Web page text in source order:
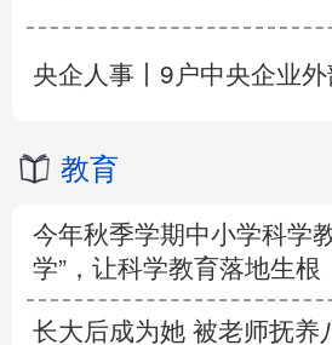
央企人事丨9户中央企业
教育
今年秋季学期中小学科学
学”，让科学教育落地生根
长大后成为她 被老师抚养